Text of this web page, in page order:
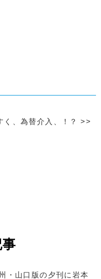
く、為替介入、！？>>
・山口版の夕刊に岩本